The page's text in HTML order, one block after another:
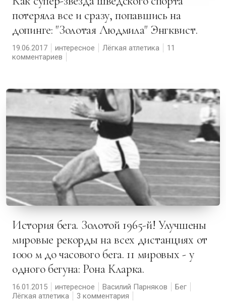
потеряла все и сразу, попавшись на
допинге: "Золотая Людмила" Энгквист.
19.06.2017 интересное Лёгкая атлетика
11
комментариев
История бега. Золотой 1965-й! Улучшены
мировые рекорды на всех дистанциях от
1000 м до часового бега. 11 мировых - у
одного бегуна: Рона Кларка.
16.01.2015 интересное Василий Парняков
Бег
Лёгкая атлетика
3 комментария